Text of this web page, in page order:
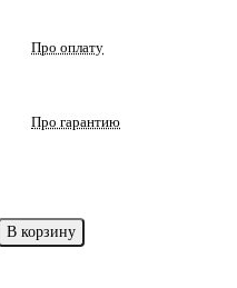
Про оплату
Про гарантию
В корзину